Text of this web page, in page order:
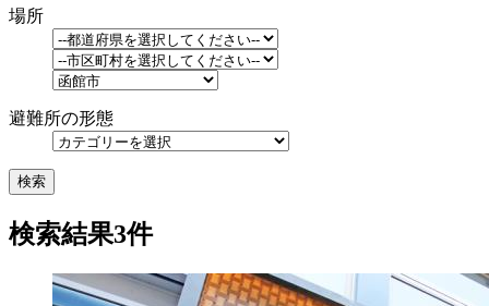
場所
避難所の形態
検索
検索結果3件